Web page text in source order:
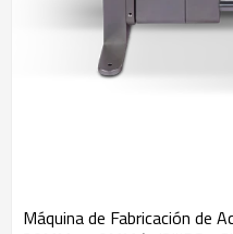
Máquina de Fabricación de